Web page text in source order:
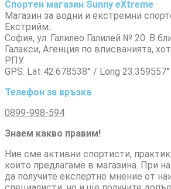
Спортен магазин Sunny eXtreme
Магазин за водни и екстремни
Екстрийм.
София, ул. Галилео Галилей № 20. В
Галакси, Агенция по вписванията,
РПУ.
GPS: Lat 42.678538° / Long 23.359557°
Телефон за връзка
0899-998-594
Знаем какво правим!
Ние сме активни спортисти,
които предлагаме в магазина. При
да получите експертно мнение от